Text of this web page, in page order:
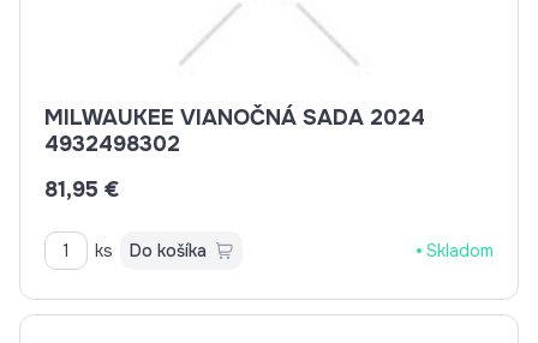
MILWAUKEE VIANOČNÁ SADA 2024
4932498302
81,95 €
ks Do košíka Skladom